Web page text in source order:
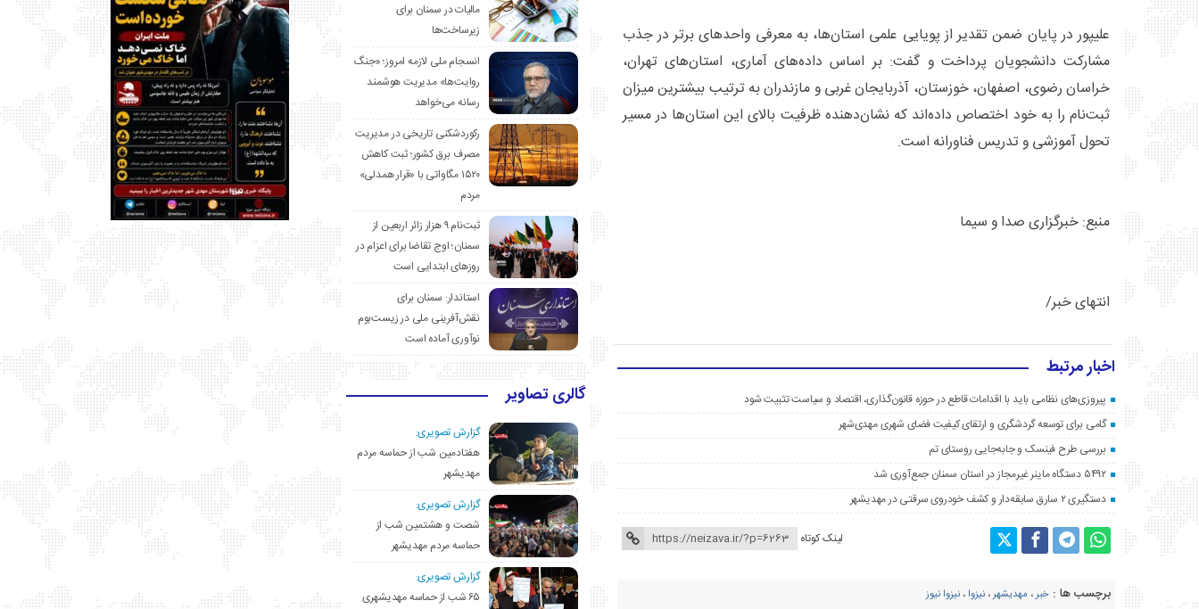
علیپور در پایان ضمن تقدیر از پویایی علمی استان‌ها، به معرفی واحد‌های برتر در جذب
مشارکت دانشجویان پرداخت و گفت: بر اساس داده‌های آماری، استان‌های تهران،
خراسان رضوی، اصفهان، خوزستان، آذربایجان غربی و مازندران به ترتیب بیشترین میزان
ثبت‌نام را به خود اختصاص داده‌اند که نشان‌دهنده ظرفیت بالای این استان‌ها در مسیر
تحول آموزشی و تدریس فناورانه است.
منبع: خبرگزاری صدا و سیما
انتهای خبر/
اخبار مرتبط
پیروزی‌های نظامی باید با اقدامات قاطع در حوزه قانون‌گذاری، اقتصاد و سیاست تثبیت شود
گامی برای توسعه گردشگری و ارتقای کیفیت فضای شهری مهدی‌شهر
بررسی طرح فینسک و جابه‌جایی روستای تم
۵۴۹۲ دستگاه ماینر غیرمجاز در استان سمنان جمع‌آوری شد
دستگیری ۲ سارق سابقه‌دار و کشف خودروی سرقتی در مهدیشهر
لینک کوتاه
برچسب ها : خبر، مهدیشهر،نیزوا ،نیزوا نیوز
مالیات در سمنان برای
زیرساخت‌ها
انسجام ملی لازمه امروز؛ «جنگ
روایت‌ها» مدیریت هوشمند
رسانه می‌خواهد
رکوردشکنی تاریخی در مدیریت
مصرف برق کشور؛ ثبت کاهش
۱۵۲۰ مگاواتی با «قرار همدلی»
مردم
ثبت‌نام ۹ هزار زائر اربعین از
سمنان؛ اوج تقاضا برای اعزام در
روزهای ابتدایی است
استاندار: سمنان برای
نقش‌آفرینی ملی در زیست‌بوم
نوآوری آماده است
گالری تصاویر
گزارش تصویری:
هفتادمین شب از حماسه مردم
مهدیشهر
گزارش تصویری:
شصت و هشتمین شب از
حماسه مردم مهدیشهر
گزارش تصویری:
۶۵ شب از حماسه مهدیشهری